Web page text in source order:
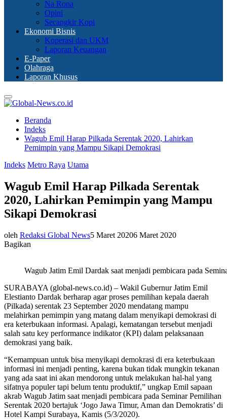
Na Rona
Opini
Secangkir Kopi
Ekonomi Bisnis
Koperasi dan UKM
Laporan Keuangan
E-Paper
Olahraga
Laporan Khusus
Primary
Menu
Beranda
Indeks
Wagub Emil Harap Pilkada Serentak 2020, Lahirkan
Pemimpin yang Mampu Sikapi Demokrasi
Indeks Metro Raya Utama
Wagub Emil Harap Pilkada Serentak
2020, Lahirkan Pemimpin yang Mampu
Sikapi Demokrasi
oleh Redaksi Global News5 Maret 20206 Maret 2020
Bagikan
Wagub Jatim Emil Dardak saat menjadi pembicara pada
SURABAYA (global-news.co.id) – Wakil Gubernur Jatim Emil
Elestianto Dardak berharap agar proses pemilihan kepala daerah
(Pilkada) serentak 23 September 2020 mendatang mampu
melahirkan pemimpin yang matang dalam menyikapi demokrasi di
era keterbukaan informasi. Apalagi, kematangan tersebut menjadi
salah satu key performance indikator (KPI) dalam pelaksanaan
demokrasi yang baik.
“Kemampuan untuk bisa menyikapi demokrasi di era keterbukaan
informasi ini menjadi penting, karena bukan tidak mungkin tekanan
yang ada saat ini akan mendorong untuk melakukan hal-hal yang
sifatnya populer tapi belum tentu produktif,” ungkap Emil sapaan
akrab Wagub Jatim saat menjadi pembicara pada Seminar Pemilihan
Serentak 2020 bertajuk ‘Jogo Jawa Timur, Aman dan Demokratis’ di
Hotel Kampi Surabaya, Kamis (5/3/2020).